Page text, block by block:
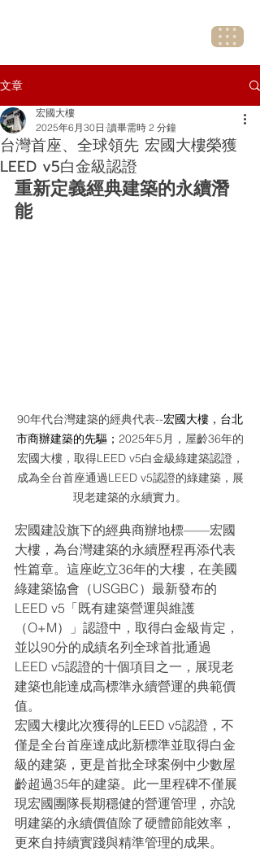
文章
台灣首座、全球領先 宏國大樓榮獲
LEED v5白金級認證
宏國大樓
2025年6月30日 讀畢需時 2 分鐘
重新定義經典建築的永續潛
能
90年代台灣建築的經典代表--宏國大樓，台北
市商辦建築的先驅； 2025年5月，屋齡36年的
宏國大樓，取得LEED v5白金級綠建築認證，
成為全台首座通過LEED v5認證的綠建築，展
現老建築的永續實力。
宏國建設旗下的經典商辦地標——宏國
大樓，為台灣建築的永續歷程再添代表
性篇章。這座屹立36年的大樓，在美國
綠建築協會（USGBC）最新發布的
LEED v5「既有建築營運與維護
（O+M）」認證中，取得白金級肯定，
並以90分的成績名列全球首批通過
LEED v5認證的十個項目之一，展現老
建築也能達成高標準永續營運的典範價
值。
宏國大樓此次獲得的LEED v5認證，不
僅是全台首座達成此新標準並取得白金
級的建築，更是首批全球案例中少數屋
齡超過35年的建築。此一里程碑不僅展
現宏國團隊長期穩健的營運管理，亦說
明建築的永續價值除了硬體節能效率，
更來自持續實踐與精準管理的成果。